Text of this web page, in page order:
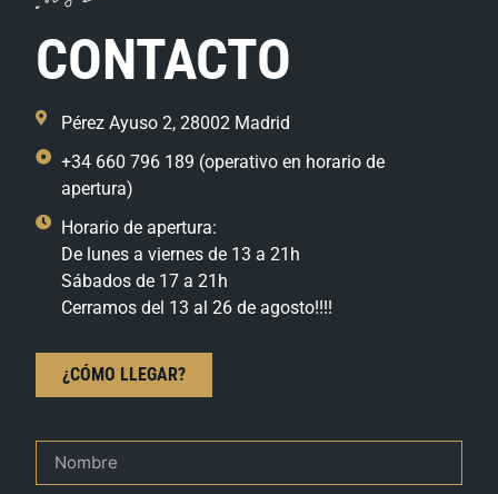
CONTACTO
Pérez Ayuso 2, 28002 Madrid
+34 660 796 189 (operativo en horario de
apertura)
Horario de apertura:
De lunes a viernes de 13 a 21h
Sábados de 17 a 21h
Cerramos del 13 al 26 de agosto!!!!
¿CÓMO LLEGAR?